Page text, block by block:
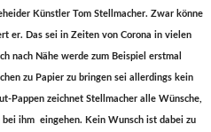
Künstler Tom Stellmacher. Zwar könne
er. Das sei in Zeiten von Corona in vielen
nach Nähe werde zum Beispiel erstmal
zu Papier zu bringen sei allerdings kein
Pappen zeichnet Stellmacher alle Wünsche,
ihm eingehen. Kein Wunsch ist dabei zu